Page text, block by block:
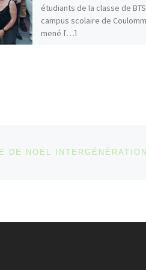
étudiants de la classe de BTS
campus scolaire de
mené […]